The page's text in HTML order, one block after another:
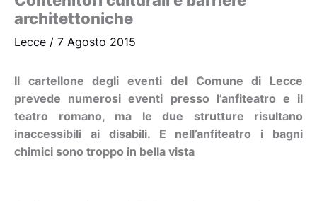
architettoniche
Lecce / 7 Agosto 2015
Il cartellone degli eventi del Comune di Lecce
prevede numerosi eventi presso l’anfiteatro e il
teatro romano, ma le due strutture risultano
inaccessibili ai disabili. E nell’anfiteatro i bagni
chimici sono troppo in bella vista